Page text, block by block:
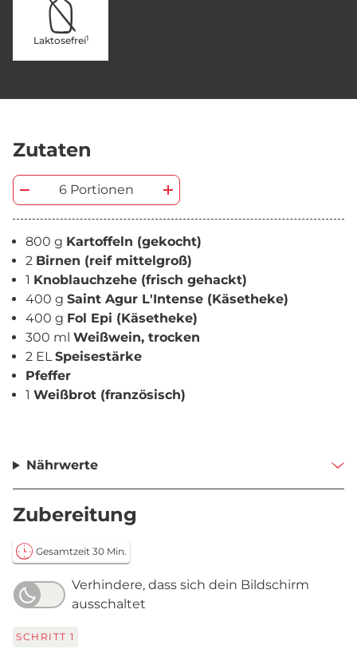
Laktosefrei1
Zutaten
6 Portionen
800 g Kartoffeln (gekocht)
2 Birnen (reif mittelgroß)
1 Knoblauchzehe (frisch gehackt)
400 g Saint Agur L'Intense (Käsetheke)
400 g Fol Epi (Käsetheke)
300 ml Weißwein, trocken
2 ELSpeisestärke
Pfeffer
1 Weißbrot (französisch)
Nährwerte
Zubereitung
Gesamtzeit 30 Min.
Verhindere, dass sich dein Bildschirm
ausschaltet
SCHRITT 1